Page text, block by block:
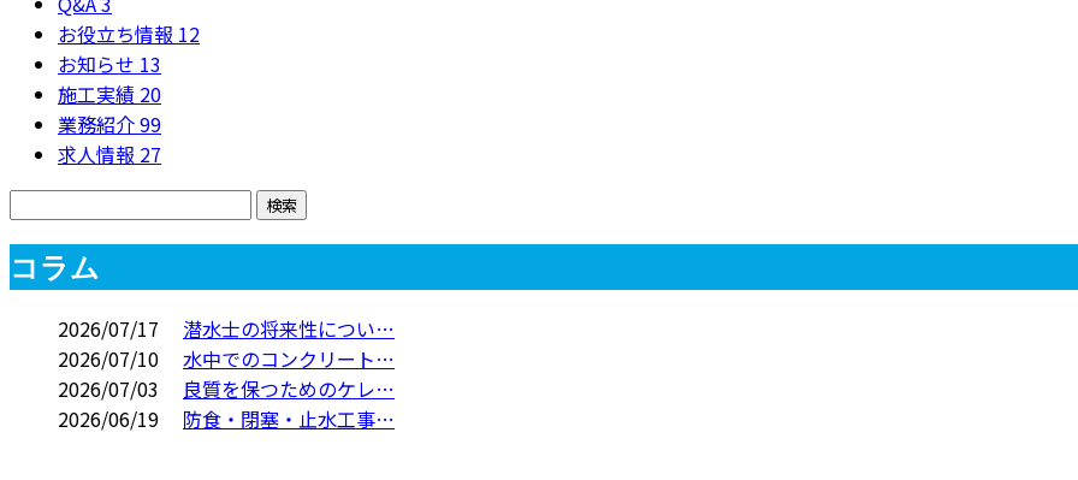
お役立ち情報 12
お知らせ 13
施工実績 20
業務紹介99
求人情報 27
コラム
2026/07/17
潜水士の将来性につい…
2026/07/10
水中でのコンクリート…
2026/07/03
良質を保つためのケレ…
2026/06/19
防食・閉塞・止水工事…